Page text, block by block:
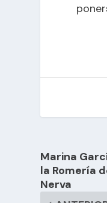
Marina
la Romería
Nerva